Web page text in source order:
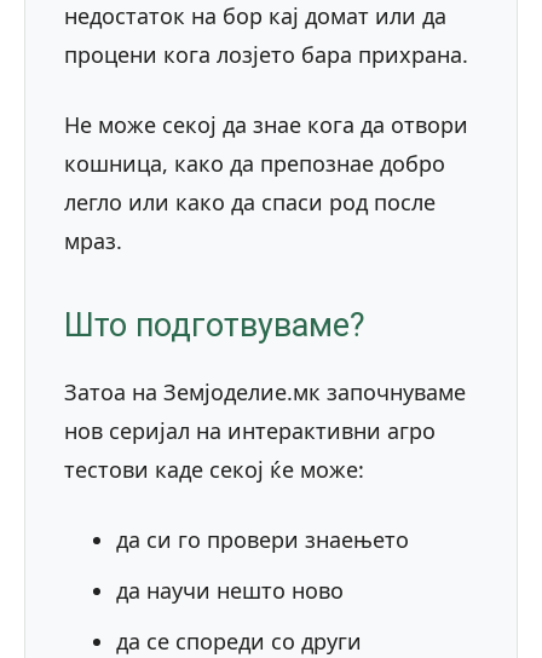
недостаток на бор кај домат или да
процени кога лозјето бара прихрана.
Не може секој да знае кога да отвори
кошница, како да препознае добро
легло или како да спаси род после
мраз.
Што подготвуваме?
Затоа на Земјоделие.мк започнуваме
нов серијал на интерактивни агро
тестови каде секој ќе може:
да си го провери знаењето
да научи нешто ново
да се спореди со други